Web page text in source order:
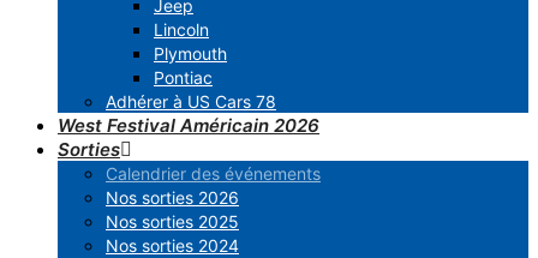
Jeep
Lincoln
Plymouth
Pontiac
Adhérer à US Cars 78
West Festival Américain 2026
Sorties
Calendrier des événements
Nos sorties 2026
Nos sorties 2025
Nos sorties 2024